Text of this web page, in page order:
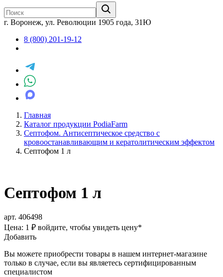
г. Воронеж, ул. Революции 1905 года, 31Ю
8 (800) 201-19-12
Главная
Каталог продукции PodiaFarm
Септофом. Антисептическое средство с
кровоостанавливающим и кератолитическим эффектом
Септофом 1 л
Септофом 1 л
арт. 406498
Цена: 1 ₽ войдите, чтобы увидеть цену*
Добавить
Вы можете приобрести товары в нашем интернет-магазине
только в случае, если вы являетесь сертифицированным
специалистом